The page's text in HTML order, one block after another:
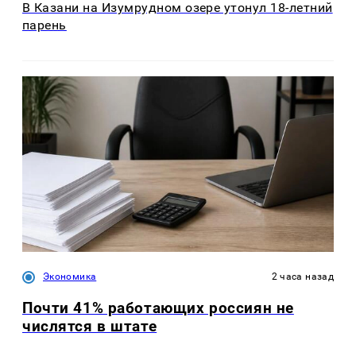
В Казани на Изумрудном озере утонул 18-летний
парень
Экономика 2 часа назад
Почти 41% работающих россиян не
числятся в штате